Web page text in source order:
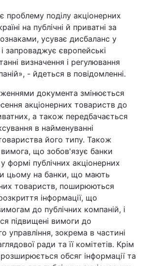
проблему поділу акціонерних
на публічні й приватні за
усуває дисбаланс у
запроваджує європейські
визначення і регулювання
- йдеться в повідомленні.
документа змінюється
акціонерних товариств до
а також передбачається
в найменуванні
його типу. Також
що зобов'язує банки
формі публічних акціонерних
цьому на банки, що мають
товариств, поширюються
інформації, що
до публічних компаній, і
підвищені вимоги до
управління, зокрема в частині
ради та її комітетів. Крім
обсяг інформації та